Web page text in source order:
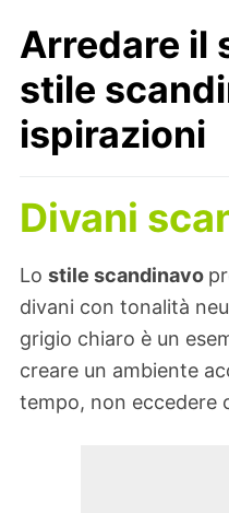
Arredare il
stile
ispirazioni
Divani
Lo stile scandinavo
divani con tonalità
grigio chiaro è un
creare un ambiente
tempo, non eccedere